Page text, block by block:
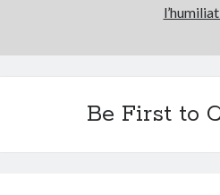
Be First to